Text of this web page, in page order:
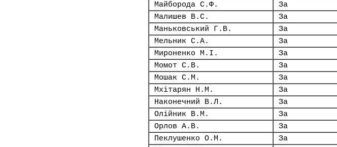
Майборода С.Ф.
За
Малишев В.С.
За
Маньковський Г.В.
За
Мельник С.А.
За
Мироненко М.І.
За
Момот С.В.
За
Мошак С.М.
За
Мхітарян Н.М.
За
Наконечний В.Л.
За
Олійник В.М.
За
Орлов А.В.
За
Пеклушенко О.М.
За